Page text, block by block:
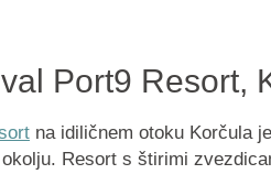
Port9 Resort,
na idiličnem otoku Korčula
Resort s štirimi